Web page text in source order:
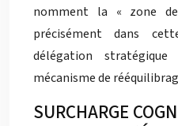
nomment la « zone
précisément dans
délégation
mécanisme de
SURCHARGE